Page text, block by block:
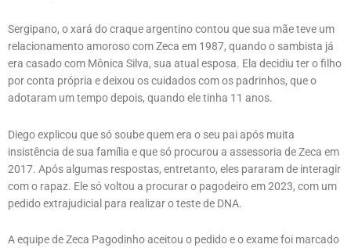
Sergipano, o xará do craque argentino contou que sua mãe teve um
relacionamento amoroso com Zeca em 1987, quando o sambista já
era casado com Mônica Silva, sua atual esposa. Ela decidiu ter o filho
por conta própria e deixou os cuidados com os padrinhos, que o
adotaram um tempo depois, quando ele tinha 11 anos.
Diego explicou que só soube quem era o seu pai após muita
insistência de sua família e que só procurou a assessoria de Zeca em
2017. Após algumas respostas, entretanto, eles pararam de interagir
com o rapaz. Ele só voltou a procurar o pagodeiro em 2023, com um
pedido extrajudicial para realizar o teste de DNA.
A equipe de Zeca Pagodinho aceitou o pedido e o exame foi marcado